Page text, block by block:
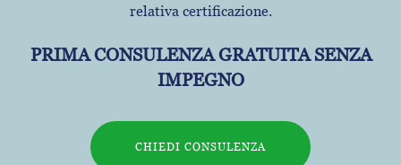
relativa certificazione.
PRIMA CONSULENZA GRATUITA SENZA
IMPEGNO
CHIEDI CONSULENZA